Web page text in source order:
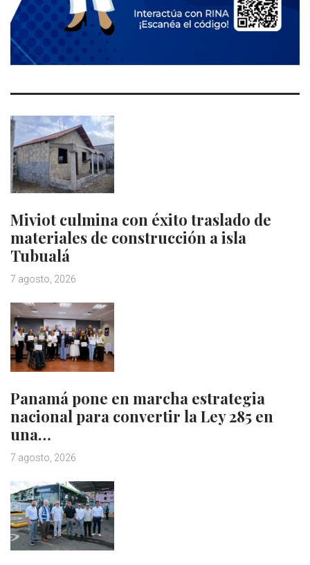
Miviot culmina con éxito traslado de
materiales de construcción a isla
Tubualá
7 agosto, 2026
Panamá pone en marcha estrategia
nacional para convertir la Ley 285 en
una…
7 agosto, 2026